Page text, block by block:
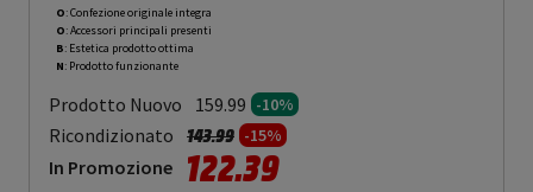
O: Confezione originale integra
O: Accessori principali presenti
B: Estetica prodotto ottima
N: Prodotto funzionante
Prodotto Nuovo 159.99 -10%
Ricondizionato Prezzo ridotto da
143.99a-15%
In Promozione 122.39